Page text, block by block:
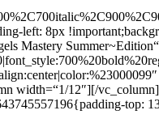
left: 8px
Mastery Summer~Edition“
width=“1/12″][/
top: